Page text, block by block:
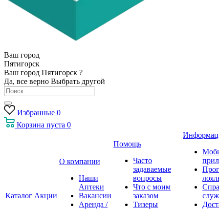
Ваш город
Пятигорск
Ваш город Пятигорск ?
Да, все верно Выбрать другой
Избранные 0
Корзина пуста 0
Каталог Акции
О компании
Наши
Аптеки
Вакансии
Аренда /
Помощь
Часто
задаваемые
вопросы
Что с моим
заказом
Тизеры